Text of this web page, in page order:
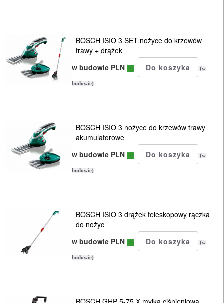
NARZĘDZIA
INSTALACYJNE,
PALNIKI
KOMPRESORY
NARZĘDZIA
SPAWALNICTWO
ROZRUCHOWE
PROSTOWNIKI
OSPRZĘT
PRĄDOWE
BOSCH ISIO 3 SET nożyce do krzewów
trawy + drążek
w budowie PLN
(w
budowie)
BOSCH ISIO 3 nożyce do krzewów trawy
akumulatorowe
w budowie PLN
(w
budowie)
BOSCH ISIO 3 drążek teleskopowy rączka
do nożyc
w budowie PLN
(w
budowie)